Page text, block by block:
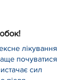
лікування
почуватися
сил